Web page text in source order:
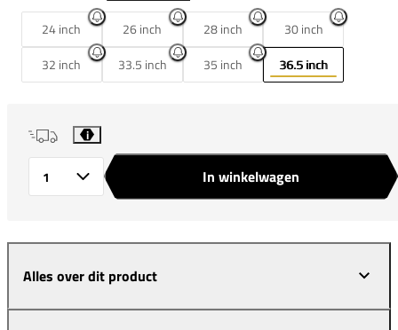
24 inch 26 inch 28 inch
30 inch
32 inch
33.5 inch 35 inch 36.5 inch
i
In winkelwagen
Alles over dit product